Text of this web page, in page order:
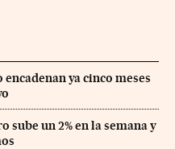
ya cinco meses
sube un 2% en la semana y